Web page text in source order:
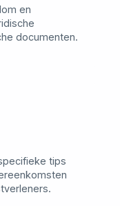
en
documenten.
tips